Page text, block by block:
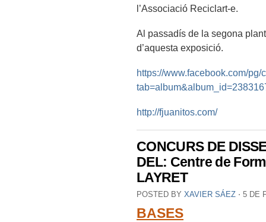
l’Associació Reciclart-e.
Al passadís de la segona
d’aquesta exposició.
https://www.facebook.com/pg/
http://fjuanitos.com/
CONCURS DE
DEL: Centre de
LAYRET
POSTED BY XAVIER SÁEZ ⋅ 5 DE
BASES